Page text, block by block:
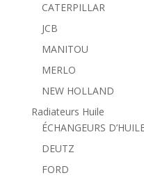
CATERPILLAR
JCB
MANITOU
MERLO
NEW HOLLAND
Radiateurs Huile
ÉCHANGEURS
DEUTZ
FORD